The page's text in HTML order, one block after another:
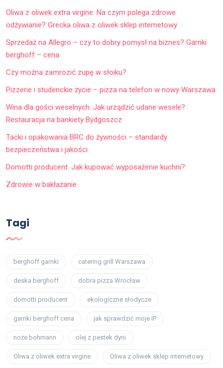
Oliwa z oliwek extra virgine. Na czym polega zdrowe
odżywianie? Grecka oliwa z oliwek sklep internetowy
Sprzedaż na Allegro – czy to dobry pomysł na biznes? Garnki
berghoff – cena
Czy można zamrozić zupę w słoiku?
Pizzerie i studenckie życie – pizza na telefon w nowy Warszawa
Wina dla gości weselnych. Jak urządzić udane wesele?
Restauracja na bankiety Bydgoszcz
Tacki i opakowania BRC do żywności – standardy
bezpieczeństwa i jakości
Domotti producent. Jak kupować wyposażenie kuchni?
Zdrowie w bakłażanie
Tagi
berghoff garnki catering grill Warszawa
deska berghoff dobra pizza Wrocław
domotti producent ekologiczne słodycze
garnki berghoff cena jak sprawdzić moje IP
noże bohmann olej z pestek dyni
Oliwa z oliwek extra virgine Oliwa z oliwek sklep internetowy